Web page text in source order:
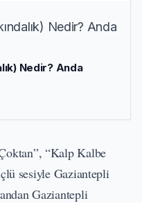
Nedir? Anda
“Kalp Kalbe
sesiyle Gaziantepli
Gaziantepli